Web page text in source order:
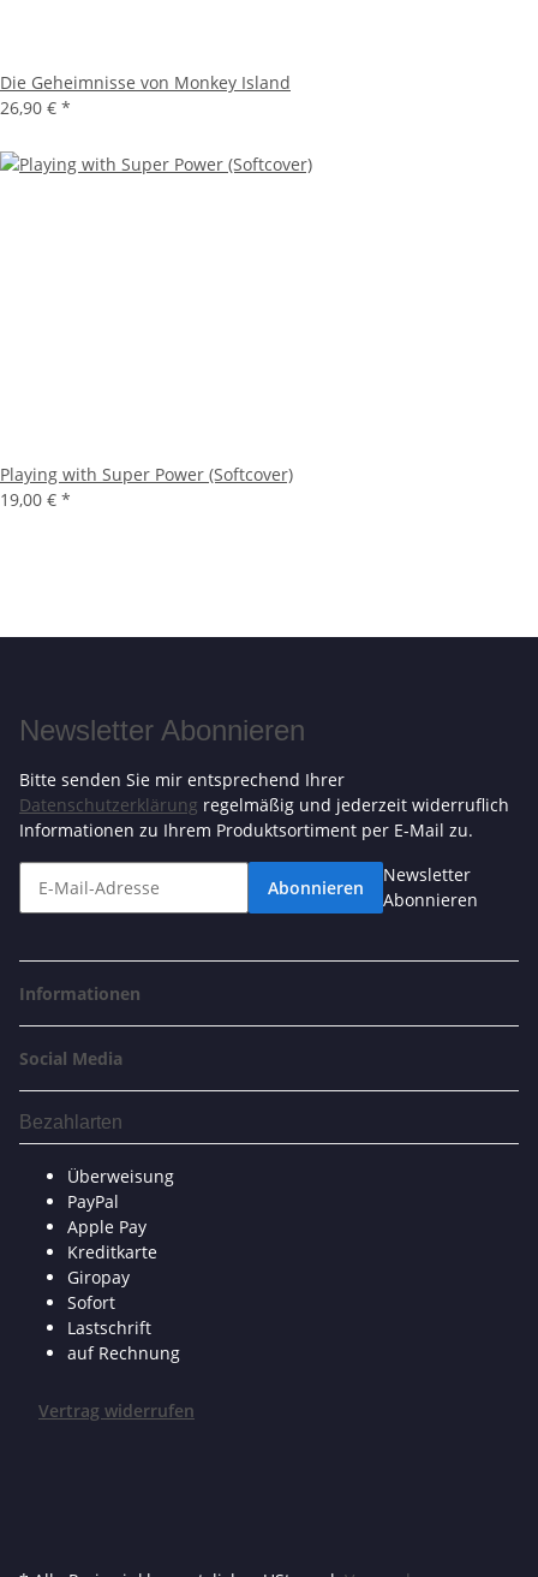
Die Geheimnisse von Monkey Island
26,90 € *
Playing with Super Power (Softcover)
19,00 € *
Newsletter Abonnieren
Bitte senden Sie mir entsprechend Ihrer
Datenschutzerklärung regelmäßig und jederzeit widerruflich
Informationen zu Ihrem Produktsortiment per E-Mail zu.
Abonnieren
Newsletter
Abonnieren
Informationen
Social Media
Bezahlarten
Überweisung
PayPal
Apple Pay
Kreditkarte
Giropay
Sofort
Lastschrift
auf Rechnung
Vertrag widerrufen